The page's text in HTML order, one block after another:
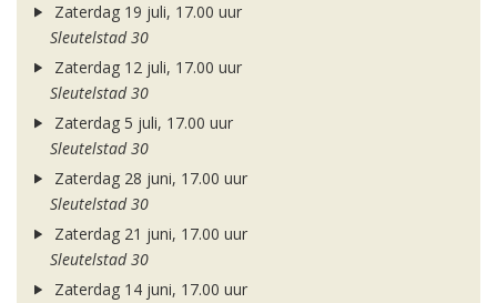
Zaterdag 19 juli, 17.00 uur
Sleutelstad 30
Zaterdag 12 juli, 17.00 uur
Sleutelstad 30
Zaterdag 5 juli, 17.00 uur
Sleutelstad 30
Zaterdag 28 juni, 17.00 uur
Sleutelstad 30
Zaterdag 21 juni, 17.00 uur
Sleutelstad 30
Zaterdag 14 juni, 17.00 uur